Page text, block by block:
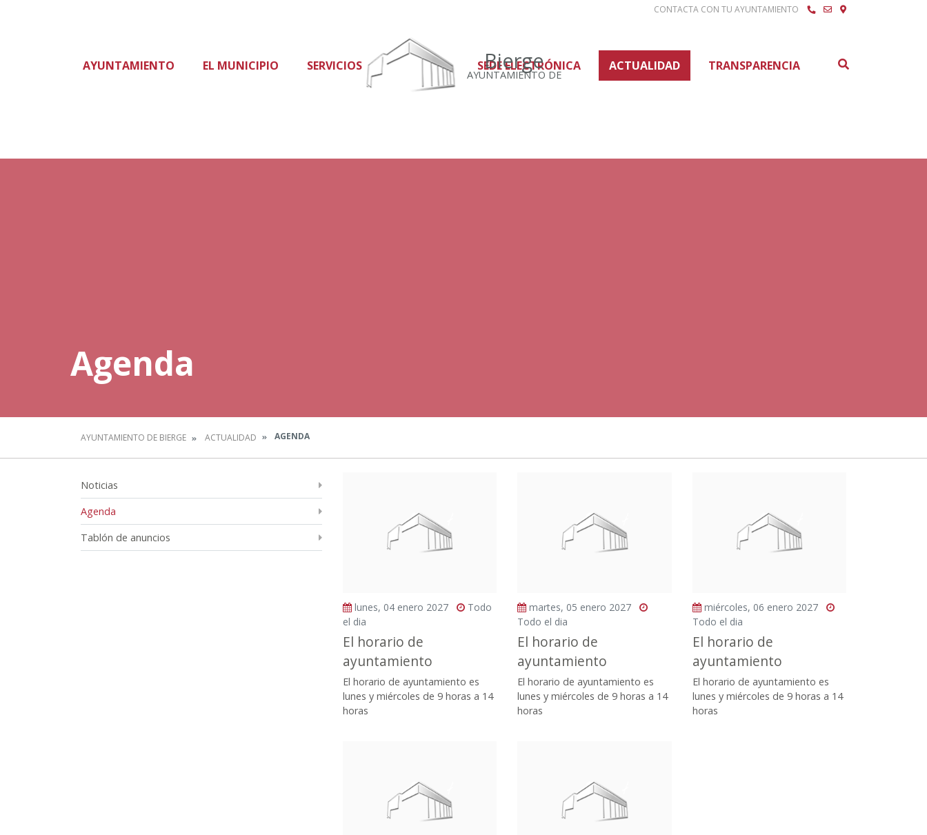
CONTACTA CON TU AYUNTAMIENTO
Bierge
AYUNTAMIENTO DE
AYUNTAMIENTO EL MUNICIPIO SERVICIOS SEDE ELECTRÓNICA ACTUALIDAD TRANSPARENCIA
Agenda
AYUNTAMIENTO DE BIERGE ACTUALIDAD AGENDA
Noticias
Agenda
Tablón de anuncios
lunes, 04 enero 2027
Todo
el dia
El horario de
ayuntamiento
El horario de ayuntamiento es
lunes y miércoles de 9 horas a 14
horas
martes, 05 enero 2027
Todo el dia
El horario de
ayuntamiento
El horario de ayuntamiento es
lunes y miércoles de 9 horas a 14
horas
miércoles, 06 enero 2027
Todo el dia
El horario de
ayuntamiento
El horario de ayuntamiento es
lunes y miércoles de 9 horas a 14
horas